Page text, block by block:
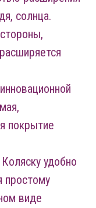
солнца.
покрытие
удобно
простому
виде